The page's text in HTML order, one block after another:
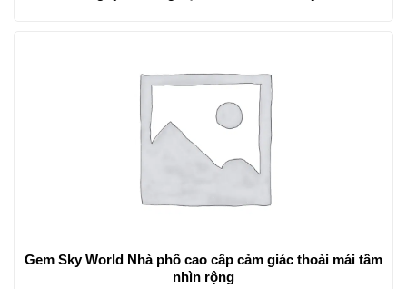
Gem Sky World Nhà phố cao cấp cảm giác thoải mái tầm
nhìn rộng